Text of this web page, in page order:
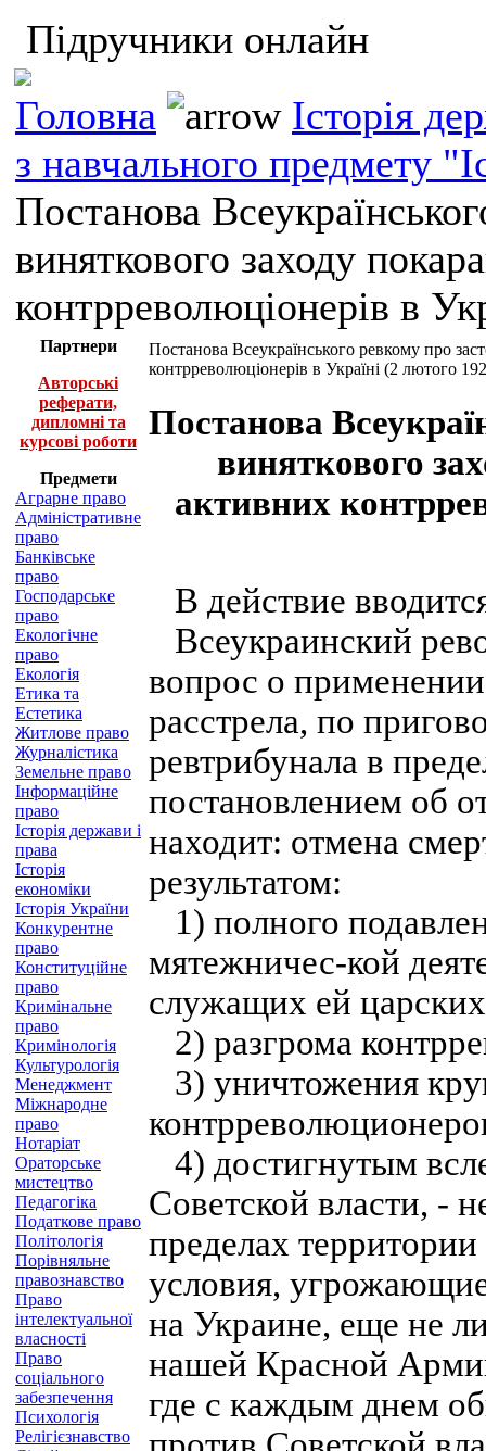
Підручники онлайн
Головна
Історія
з навчального предмету
Постанова
виняткового заходу
контрреволюціонерів в
Партнери
Авторські
реферати,
дипломні та
курсові роботи
Предмети
Аграрне право
Адміністративне
право
Банківське
право
Господарське
право
Екологічне
право
Екологія
Етика та
Естетика
Житлове право
Журналістика
Земельне право
Інформаційне
право
Історія держави і
права
Історія
економіки
Історія України
Конкурентне
право
Конституційне
право
Кримінальне
право
Кримінологія
Культурологія
Менеджмент
Міжнародне
право
Нотаріат
Ораторське
мистецтво
Педагогіка
Податкове право
Політологія
Порівняльне
правознавство
Право
інтелектуальної
власності
Право
соціального
забезпечення
Психологія
Релігієзнавство
Постанова Всеукраїнського ревкому про
контрреволюціонерів в Україні (2 лютого
Постанова
виняткового
активних
В действие
Всеукраинский
вопрос о
расстрела, по
ревтрибунала в
постановлением об
находит: отмена
результатом:
1) полного
мятежничес-кой
служащих ей
2) разгрома
3) уничтожения
4) достигнутым
Советской власти, -
пределах
условия,
на Украине, еще не
нашей Красной
где с каждым днем